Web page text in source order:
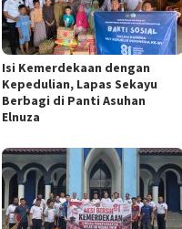
Isi Kemerdekaan dengan
Kepedulian, Lapas Sekayu
Berbagi di Panti Asuhan
Elnuza